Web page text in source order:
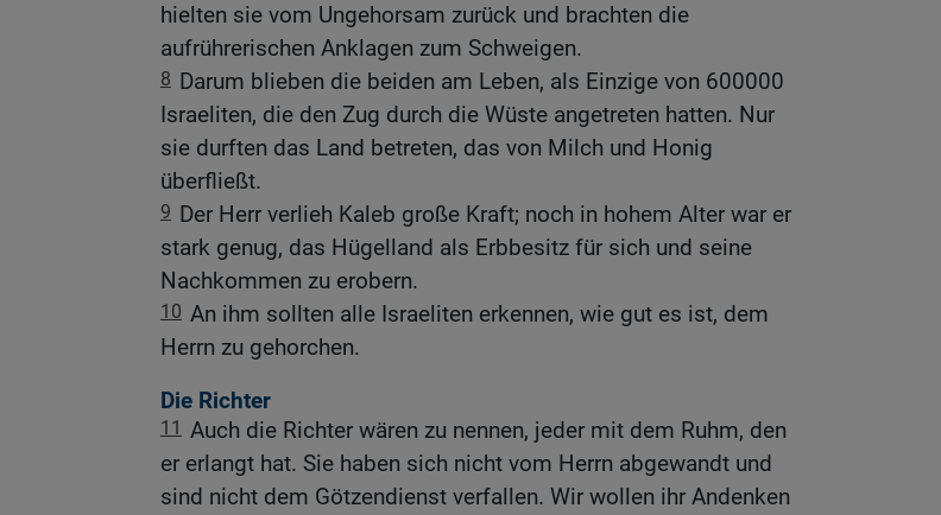
hielten sie vom Ungehorsam zurück und brachten die
aufrührerischen Anklagen zum Schweigen.
8 Darum blieben die beiden am Leben, als Einzige von 600000
Israeliten, die den Zug durch die Wüste angetreten hatten. Nur
sie durften das Land betreten, das von Milch und Honig
überfließt.
9 Der Herr verlieh Kaleb große Kraft; noch in hohem Alter war er
stark genug, das Hügelland als Erbbesitz für sich und seine
Nachkommen zu erobern.
10 An ihm sollten alle Israeliten erkennen, wie gut es ist, dem
Herrn zu gehorchen.
Die Richter
11 Auch die Richter wären zu nennen, jeder mit dem Ruhm, den
er erlangt hat. Sie haben sich nicht vom Herrn abgewandt und
sind nicht dem Götzendienst verfallen. Wir wollen ihr Andenken